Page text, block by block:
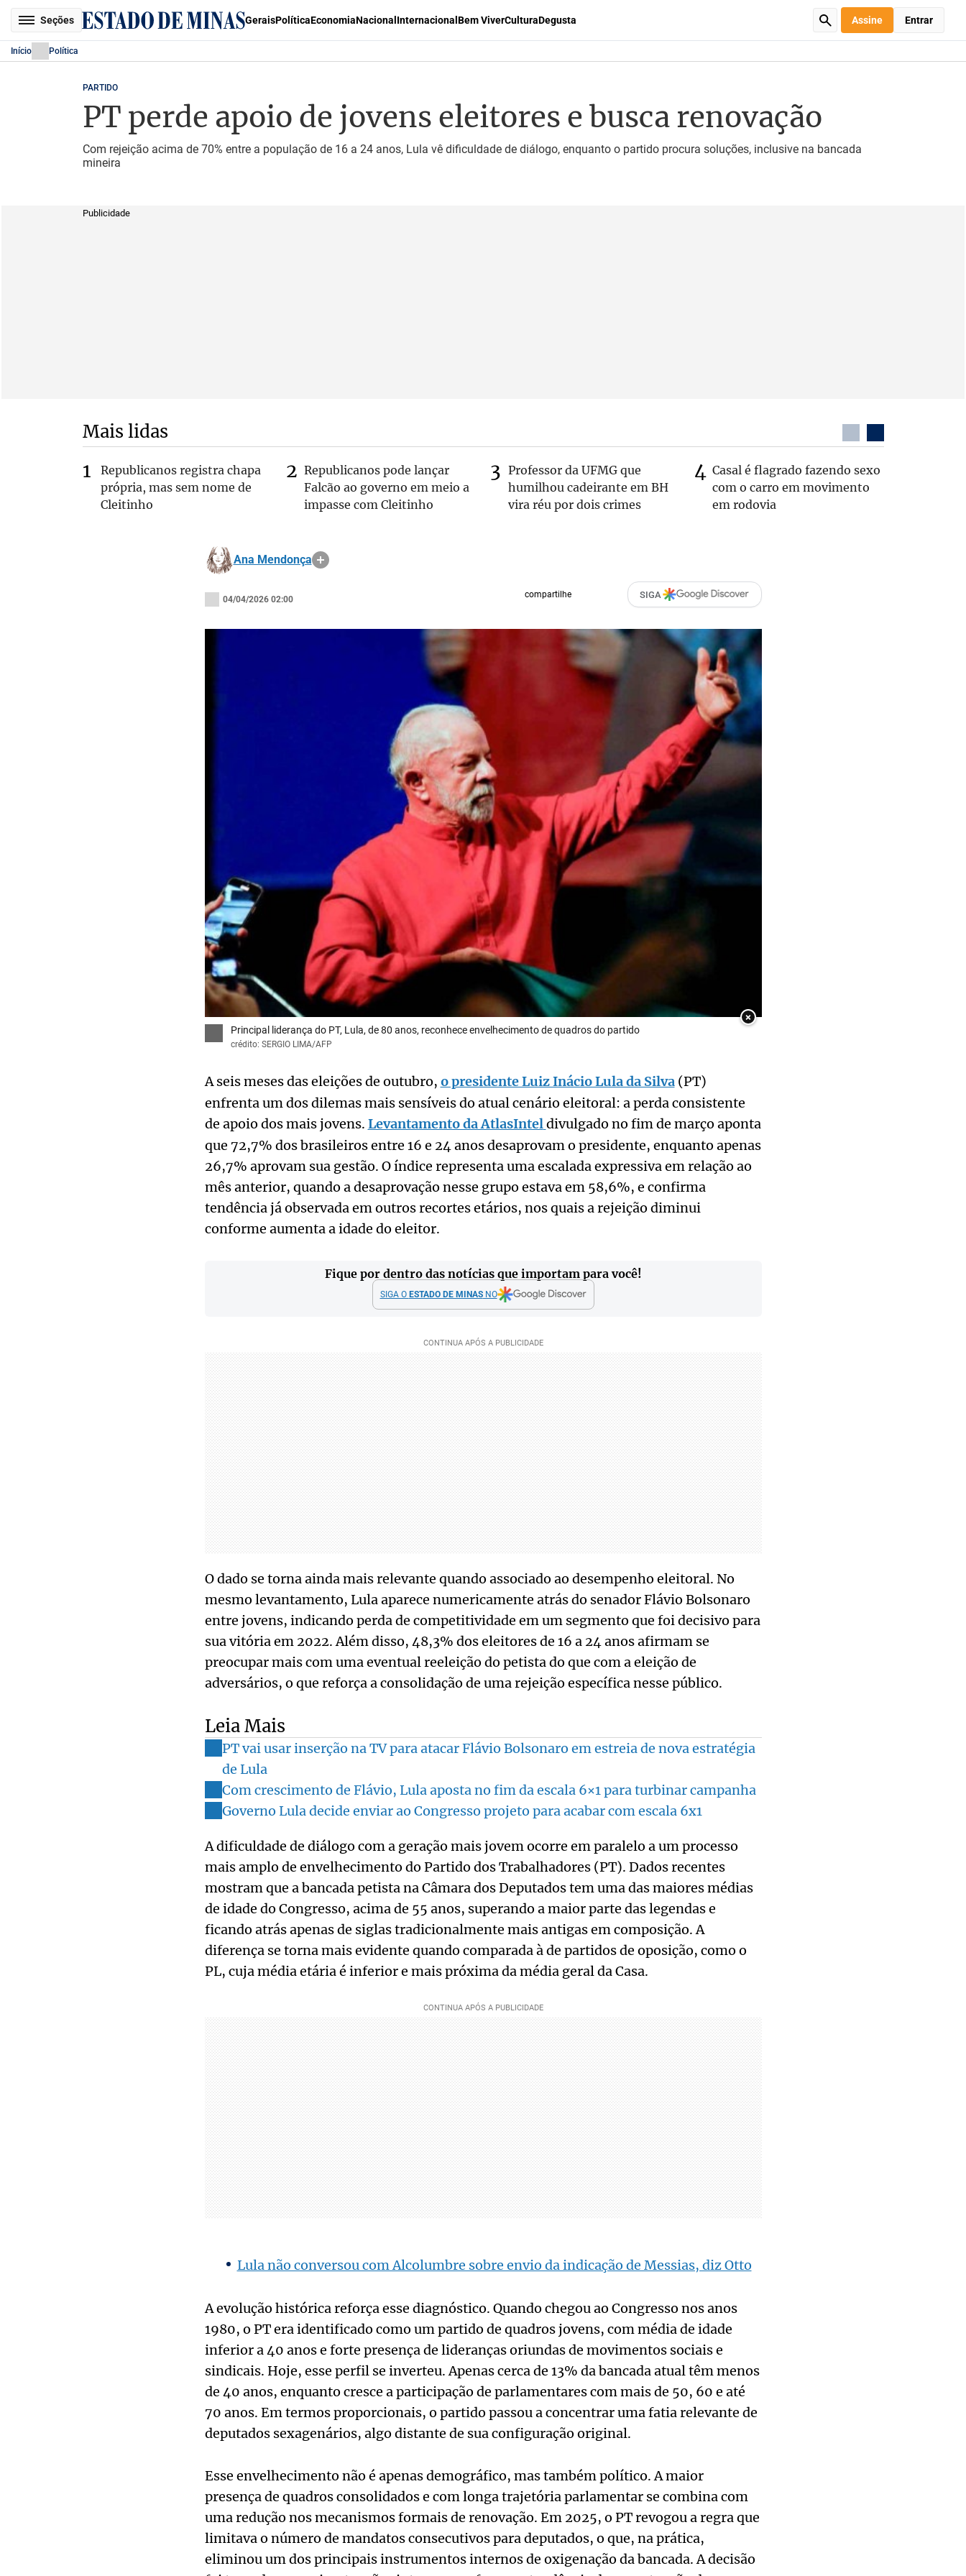
Seções GeraisPolíticaEconomiaNacional Internacional Bem ViverCulturaDegusta Assine Entrar
Início Política
PARTIDO
PT perde apoio de jovens eleitores e busca renovação
Com rejeição acima de 70% entre a população de 16 a 24 anos, Lula vê dificuldade de diálogo, enquanto o partido procura soluções, inclusive na bancada
mineira
Publicidade
Mais lidas
Republicanos registra chapa
própria, mas sem nome de
Cleitinho
Republicanos pode lançar
Falcão ao governo em meio a
impasse com Cleitinho
Professor da UFMG que
humilhou cadeirante em BH
vira réu por dois crimes
Casal é flagrado fazendo sexo
com o carro em movimento
em rodovia
Ana Mendonça
04/04/2026 02:00 compartilhe SIGA
×
Principal liderança do PT, Lula, de 80 anos, reconhece envelhecimento de quadros do partido
crédito: SERGIO LIMA/AFP
A seis meses das eleições de outubro, o presidente Luiz Inácio Lula da Silva(PT)
enfrenta um dos dilemas mais sensíveis do atual cenário eleitoral: a perda consistente
de apoio dos mais jovens. Levantamento da AtlasInteldivulgado no fim de março aponta
que 72,7% dos brasileiros entre 16 e 24 anos desaprovam o presidente, enquanto apenas
26,7% aprovam sua gestão. O índice representa uma escalada expressiva em relação ao
mês anterior, quando a desaprovação nesse grupo estava em 58,6%, e confirma
tendência já observada em outros recortes etários, nos quais a rejeição diminui
conforme aumenta a idade do eleitor.
Fique por dentro das notícias que importam para você!
SIGA O ESTADO DE MINASNO
O dado se torna ainda mais relevante quando associado ao desempenho eleitoral. No
mesmo levantamento, Lula aparece numericamente atrás do senador Flávio Bolsonaro
entre jovens, indicando perda de competitividade em um segmento que foi decisivo para
sua vitória em 2022. Além disso, 48,3% dos eleitores de 16 a 24 anos afirmam se
preocupar mais com uma eventual reeleição do petista do que com a eleição de
adversários, o que reforça a consolidação de uma rejeição específica nesse público.
Leia Mais
PT vai usar inserção na TV para atacar Flávio Bolsonaro em estreia de nova estratégia
de Lula
Com crescimento de Flávio, Lula aposta no fim da escala 6×1 para turbinar campanha
Governo Lula decide enviar ao Congresso projeto para acabar com escala 6x1
A dificuldade de diálogo com a geração mais jovem ocorre em paralelo a um processo
mais amplo de envelhecimento do Partido dos Trabalhadores (PT). Dados recentes
mostram que a bancada petista na Câmara dos Deputados tem uma das maiores médias
de idade do Congresso, acima de 55 anos, superando a maior parte das legendas e
ficando atrás apenas de siglas tradicionalmente mais antigas em composição. A
diferença se torna mais evidente quando comparada à de partidos de oposição, como o
PL, cuja média etária é inferior e mais próxima da média geral da Casa.
Lula não conversou com Alcolumbre sobre envio da indicação de Messias, diz Otto
A evolução histórica reforça esse diagnóstico. Quando chegou ao Congresso nos anos
1980, o PT era identificado como um partido de quadros jovens, com média de idade
inferior a 40 anos e forte presença de lideranças oriundas de movimentos sociais e
sindicais. Hoje, esse perfil se inverteu. Apenas cerca de 13% da bancada atual têm menos
de 40 anos, enquanto cresce a participação de parlamentares com mais de 50, 60 e até
70 anos. Em termos proporcionais, o partido passou a concentrar uma fatia relevante de
deputados sexagenários, algo distante de sua configuração original.
Esse envelhecimento não é apenas demográfico, mas também político. A maior
presença de quadros consolidados e com longa trajetória parlamentar se combina com
uma redução nos mecanismos formais de renovação. Em 2025, o PT revogou a regra que
limitava o número de mandatos consecutivos para deputados, o que, na prática,
eliminou um dos principais instrumentos internos de oxigenação da bancada. A decisão